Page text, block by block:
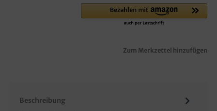
Zum Merkzettel hinzufügen
Beschreibung